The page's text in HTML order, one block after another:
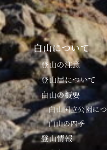
白山について
登山の注意
登山届について
白山の概要
白山国立公園に
白山の四季
登山情報